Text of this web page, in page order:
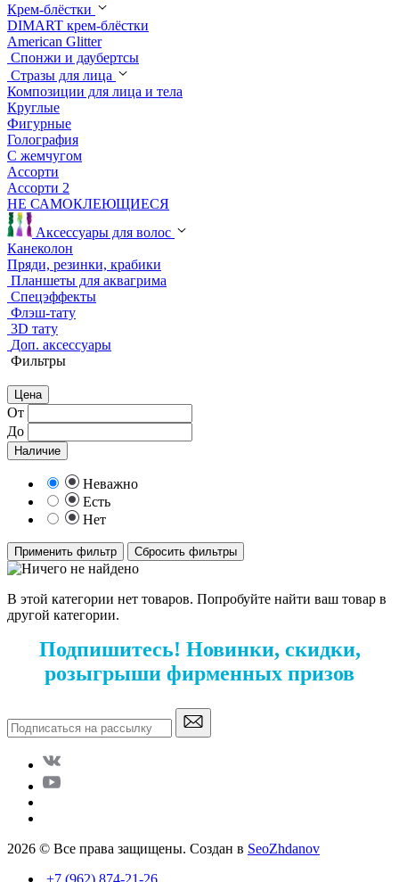
Крем-блёстки
DIMART крем-блёстки
American Glitter
Спонжи и даубертсы
Стразы для лица
Композиции для лица и тела
Круглые
Фигурные
Голография
С жемчугом
Ассорти
Ассорти 2
НЕ САМОКЛЕЮЩИЕСЯ
Аксессуары для волос
Канеколон
Пряди, резинки, крабики
Планшеты для аквагрима
Спецэффекты
Флэш-тату
3D тату
Доп. аксессуары
Фильтры
Цена
От
До
Наличие
Неважно
Есть
Нет
Применить фильтр Сбросить фильтры
В этой категории нет товаров. Попробуйте найти ваш товар в
другой категории.
Подпишитесь! Новинки, скидки,
розыгрыши фирменных призов
2026 © Все права защищены. Создан в SeoZhdanov
+7 (962) 874-21-26